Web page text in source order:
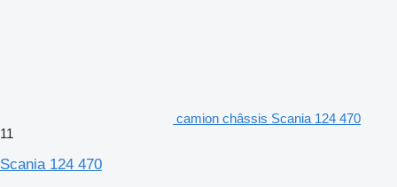
camion châssis Scania 124 470
11
Scania 124 470